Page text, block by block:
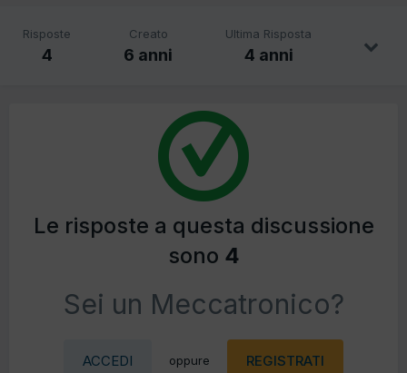
Risposte
4
Creato
6 anni
Ultima Risposta
4 anni
Le risposte a questa discussione
sono 4
Sei un Meccatronico?
ACCEDI oppure REGISTRATI